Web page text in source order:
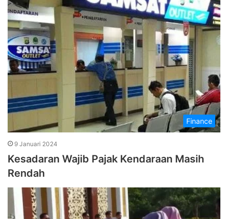
Finance
9 Januari 2024
Kesadaran Wajib Pajak Kendaraan Masih
Rendah